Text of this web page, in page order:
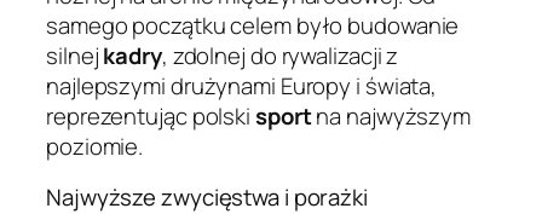
samego początku celem było budowanie
silnejkadry, zdolnej do rywalizacji z
najlepszymi drużynami Europy i świata,
reprezentując polskisportna najwyższym
poziomie.
Najwyższe zwycięstwa i porażki